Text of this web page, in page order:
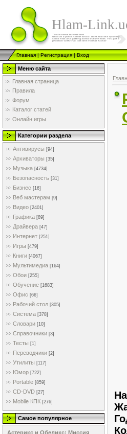
Hlam-
Главная|Регистрация|Вход
Меню сайта
Главная страница
Правила
Форум
Каталог статей
Онлайн игры
Категории раздела
Антивирусы [94]
Архиваторы [35]
Музыка [4734]
Безопасность [31]
Бизнес [16]
Веб мастерам [9]
Видео [2401]
Графика [89]
Драйвера [47]
Интернет [251]
Игры [479]
Книги [4067]
Мультимедиа [164]
Обои [255]
Обучение [1683]
Офис [66]
Рабочий стол [305]
Система [378]
Словари [10]
Справочники [3]
Тесты [1]
Переводчики [2]
Утилиты [117]
Юмор [722]
Portable [859]
CD-DVD [27]
Mobile КПК [276]
Самое популярное
Астерикс и Обеликс: Миссия